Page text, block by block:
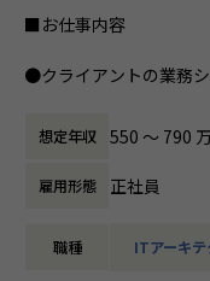
ラットで多様性のあるチ
め、学習トレーニング
・自宅からのリモート
データーセンターやお
員全員が
展する企
ます。お
■お仕事内容
●クライアントの業務
s Intelligence)を含む
行支援までを行っていま
●クライアントの要望
きます。
想定年収 550 〜 790
雇用形態 正社員
職種 ITアーキテ